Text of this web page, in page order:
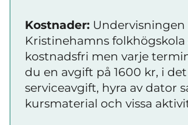
Kostnader: Undervisningen
Kristinehamns folkhögskola
kostnadsfri men varje
du en avgift på 1600 kr, i
serviceavgift, hyra av dator
kursmaterial och vissa